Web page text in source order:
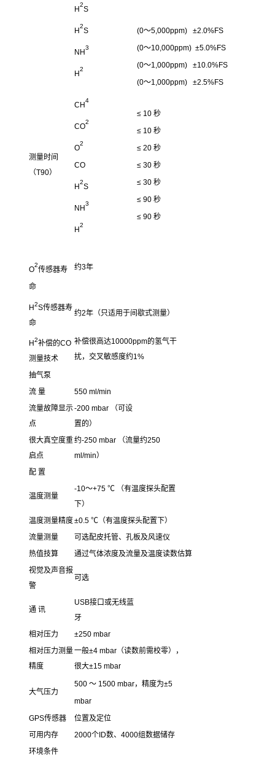
H
2
S
H
2
S
NH
3
H
2
(0～5,000ppm) ±2.0%FS
(0～10,000ppm) ±5.0%FS
(0～1,000ppm) ±10.0%FS
(0～1,000ppm) ±2.5%FS
测量时间
（T90）
CH
4
CO
2
O
2
CO
H
2
S
NH
3
H
2
≤ 10 秒
≤ 10 秒
≤ 20 秒
≤ 30 秒
≤ 30 秒
≤ 90 秒
≤ 90 秒
O
2
传感器寿
命
约3年
H2S传感器寿
命
约2年（只适用于间歇式测量）
H2补偿的CO
测量技术
补偿很高达10000ppm的氢气干
扰，交叉敏感度约1%
抽气泵
流 量
550 ml/min
流量故障显示
点
-200 mbar （可设
置的）
很大真空度重
启点
约-250 mbar （流量约250
ml/min）
配 置
温度测量
-10～+75 ℃ （有温度探头配置
下）
温度测量精度±0.5 ℃（有温度探头配置下）
流量测量
可选配皮托管、孔板及风速仪
热值技算
通过气体浓度及流量及温度读数估算
视觉及声音报
警
可选
通 讯
USB接口或无线蓝
牙
相对压力
±250 mbar
相对压力测量
精度
一般±4 mbar（读数前需校零），
很大±15 mbar
大气压力
500 ～ 1500 mbar，精度为±5
mbar
GPS传感器
位置及定位
可用内存
2000个ID数、4000组数据储存
环境条件